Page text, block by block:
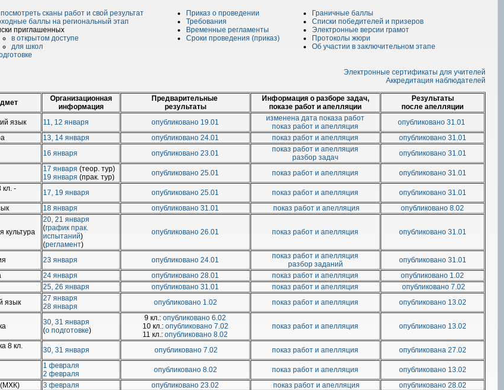
посмотреть сканы работ и свой результат
баллы на региональный этап
приглашенных
в открытом доступе
для школ
Приказ о проведении
Требования
Временные регламенты
Сроки проведения (приказ)
Граничные баллы
Cписки победителей и призеров
Электронные версии грамот
Протоколы жюри
Об участии в заключительном этапе
Электронные сертификаты для учителей
Аккредитация наблюдателей
Организационная
информация
Предварительные
результаты
Информация о разборе задач,
показе работ и апелляции
Результаты
после апелляции
язык
11, 12 января опубликовано 19.01
изменена дата показа работ
показ работ и апелляция
опубликовано 31.01
13, 14 января опубликовано 24.01 показ работ и апелляция
опубликовано 31.01
16 января опубликовано 23.01
показ работ и апелляция
разбор задач
опубликовано 31.01
17 января (теор. тур)
19 января (прак. тур) опубликовано 25.01 показ работ и апелляция
опубликовано 31.01
кл. -
17, 19 января опубликовано 25.01 показ работ и апелляция
опубликовано 31.01
18 января опубликовано 31.01 показ работ и апелляция опубликовано 8.02
культура
20, 21 января
(график прак.
испытаний)
(регламент)
опубликовано 26.01 показ работ и апелляция опубликовано 31.01
23 января опубликовано 24.01
показ работ и апелляция
разбор заданий
опубликовано 31.01
24 января опубликовано 28.01 показ работ и апелляция
опубликовано 1.02
25, 26 января опубликовано 31.01 показ работ и апелляция
опубликовано 7.02
язык
27 января
28 января
опубликовано 1.02 показ работ и апелляция опубликовано 13.02
30, 31 января
(о подготовке)
9 кл.: опубликовано 6.02
10 кл.: опубликовано 7.02
11 кл.: опубликовано 8.02
показ работ и апелляция опубликовано 13.02
8 кл.
30, 31 января опубликовано 7.02 показ работ и апелляция опубликована 27.02
1 февраля
2 февраля
опубликовано 8.02 показ работ и апелляция
опубликовано 13.02
(МХК)
3 февраля опубликовано 23.02 показ работ и апелляция опубликовано 28.02